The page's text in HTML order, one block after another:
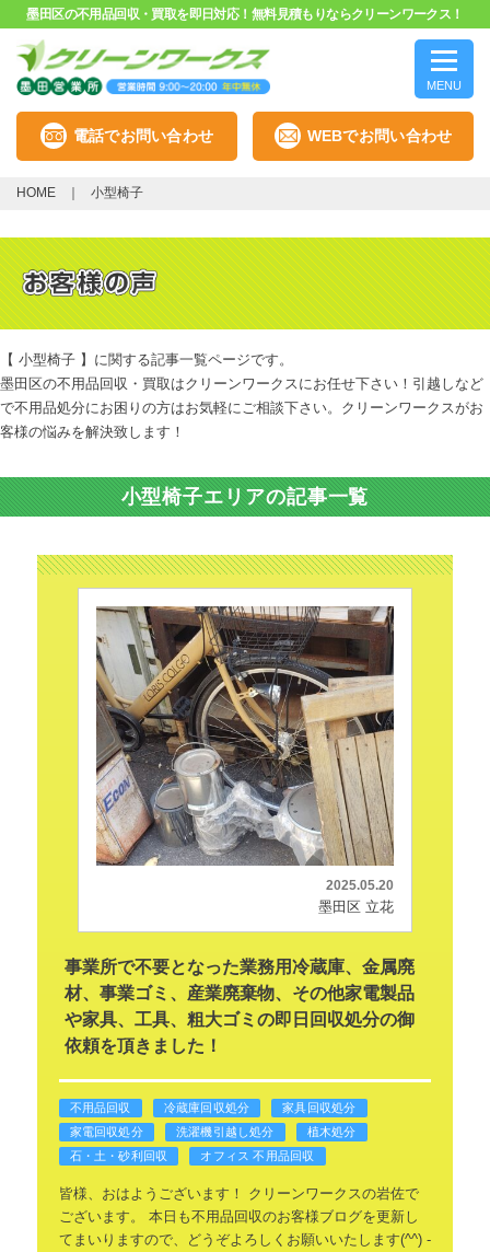
墨田区の不用品回収・買取を即日対応！無料見積もりならクリーンワークス！
MENU
電話でお問い合わせ WEBでお問い合わせ
HOME 小型椅子
【 小型椅子 】に関する記事一覧ページです。
墨田区の不用品回収・買取はクリーンワークスにお任せ下さい！引越しなど
で不用品処分にお困りの方はお気軽にご相談下さい。クリーンワークスがお
客様の悩みを解決致します！
小型椅子エリアの記事一覧
2025.05.20
墨田区 立花
事業所で不要となった業務用冷蔵庫、金属廃
材、事業ゴミ、産業廃棄物、その他家電製品
や家具、工具、粗大ゴミの即日回収処分の御
依頼を頂きました！
不用品回収 冷蔵庫回収処分
家具回収処分
家電回収処分
洗濯機引越し処分
植木処分
石・土・砂利回収
オフィス 不用品回収
皆様、おはようございます！
クリーンワークスの岩佐で
ございます。
本日も不用品回収のお客様ブログを更新し
てまいりますので、どうぞよろしくお願いいたします(^^) -